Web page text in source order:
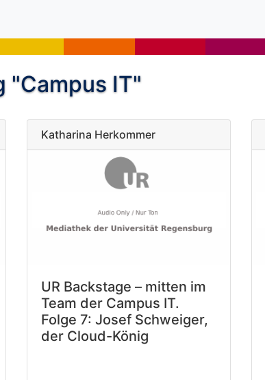
"Campus IT"
Katharina Herkommer
UR Backstage – mitten im
Team der Campus IT.
Folge 7: Josef Schweiger,
der Cloud-König